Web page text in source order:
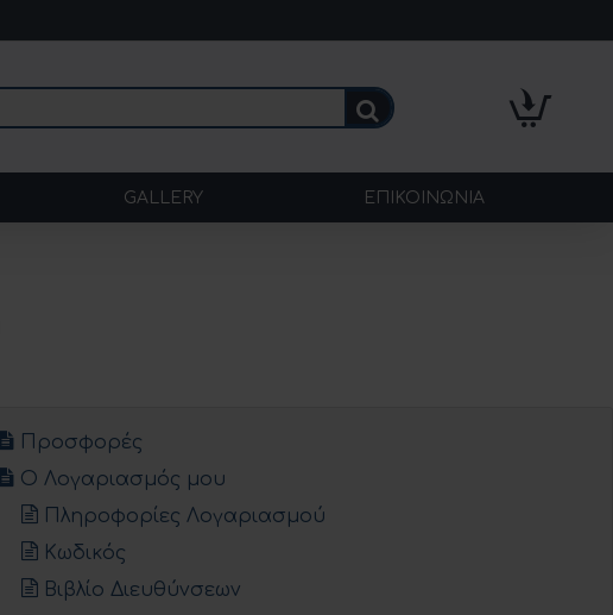
GALLERY ΕΠΙΚΟΙΝΩΝΊΑ
Προσφορές
Ο Λογαριασμός μου
Πληροφορίες Λογαριασμού
Κωδικός
Βιβλίο Διευθύνσεων